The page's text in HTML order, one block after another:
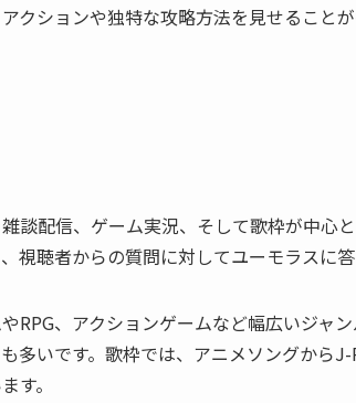
クションや独特な攻略方法を見せること
談配信、ゲーム実況、そして歌枠が中心
視聴者からの質問に対してユーモラスに
RPG、アクションゲームなど幅広いジャ
多いです。歌枠では、アニメソングから
す。